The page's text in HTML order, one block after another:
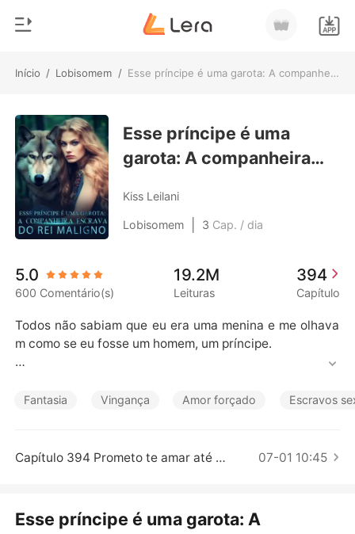
Início / Lobisomem / Esse príncipe é uma garota: A companheira escrava do rei maligno
0
Loja
Histórico
Sair
Baixar App
Gênero
Moderno
Lobisomem
Contos
Bilionários
Esse príncipe é uma
garota: A companheira
Kiss Leilani
Lobisomem 3 Cap. / dia
5.0
600 Comentário(s)
19.2M
Leituras
394
Capítulo
Todos não sabiam que eu era uma menina e me olhava
m como se eu fosse um homem, um príncipe.
ponentes do mundo, sempre compavam seres humanos
E quando eles vieram ao nosso reino para levar minha ir
Meu plano era escapar, mas minha irmã e eu nunca tive
Fantasia Vingança Amor forçado Escravos
Capítulo 394 Prometo te amar até o fim dos tempos 07-01 10:45
Esse príncipe é uma garota: A